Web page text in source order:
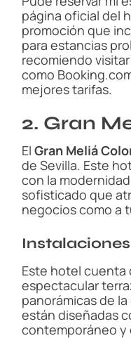
página oficial del
promoción que
para estancias
recomiendo
como
mejores tarifas.
2. Gran
El Gran Meliá
de Sevilla. Este
con la
sofisticado que
negocios como a
Este hotel cuenta
espectacular
panorámicas de
están diseñadas
contemporáneo